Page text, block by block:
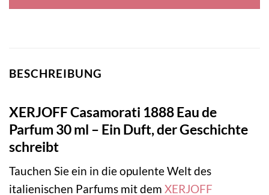
BESCHREIBUNG
XERJOFF Casamorati 1888 Eau de
Parfum 30 ml – Ein Duft, der Geschichte
schreibt
Tauchen Sie ein in die opulente Welt des
italienischen Parfums mit dem XERJOFF